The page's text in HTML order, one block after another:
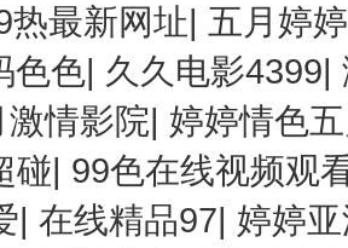
热最新网址| 五月婷
色色| 久久电影4399|
激情影院| 婷婷情色
碰| 99色在线视频观
| 在线精品97| 婷婷